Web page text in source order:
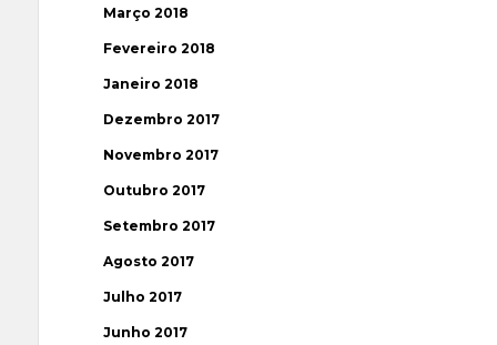
Março 2018
Fevereiro 2018
Janeiro 2018
Dezembro 2017
Novembro 2017
Outubro 2017
Setembro 2017
Agosto 2017
Julho 2017
Junho 2017